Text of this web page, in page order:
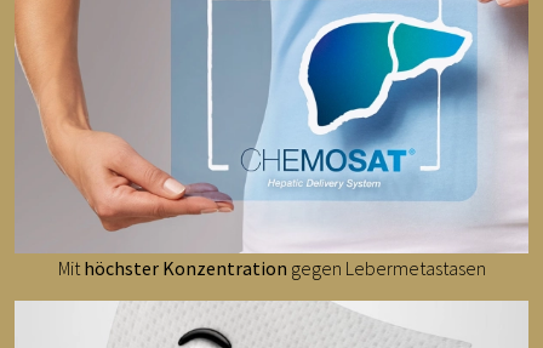
Mithöchster Konzentration gegen Lebermetastasen